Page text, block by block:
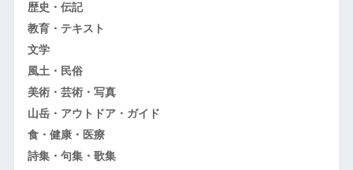
歴史・伝記
教育・テキスト
文学
風土・民俗
美術・芸術・写真
山岳・アウトドア・ガイド
食・健康・医療
詩集・句集・歌集